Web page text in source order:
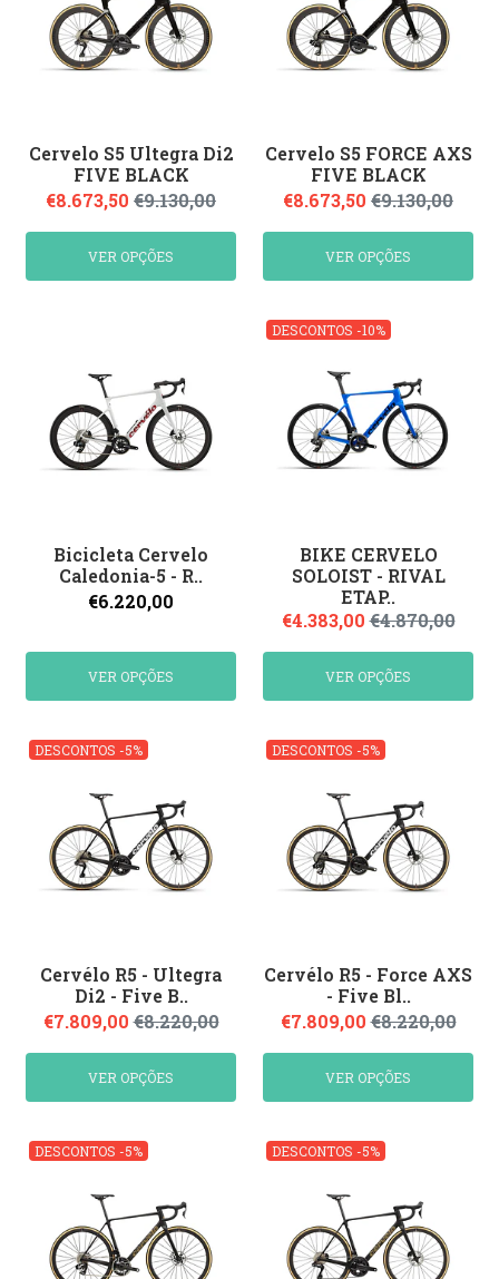
Cervelo S5 Ultegra Di2
FIVE BLACK
€8.673,50 €9.130,00
VER OPÇÕES
Cervelo S5 FORCE AXS
FIVE BLACK
€8.673,50 €9.130,00
VER OPÇÕES
Bicicleta Cervelo
Caledonia-5 - R..
€6.220,00
VER OPÇÕES
DESCONTOS -10%
BIKE CERVELO
SOLOIST - RIVAL
ETAP..
€4.383,00 €4.870,00
VER OPÇÕES
DESCONTOS -5%
Cervélo R5 - Ultegra
Di2 - Five B..
€7.809,00 €8.220,00
VER OPÇÕES
DESCONTOS -5%
Cervélo R5 - Force AXS
- Five Bl..
€7.809,00 €8.220,00
VER OPÇÕES
DESCONTOS -5% DESCONTOS -5%